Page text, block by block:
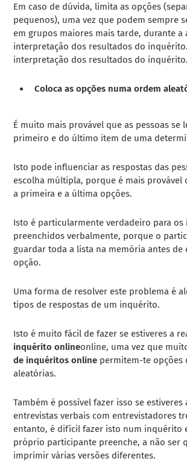
Em caso de dúvida, limita as opções
pequenos), uma vez que podem sempre
em grupos maiores mais tarde, durante a
interpretação dos resultados do
interpretação dos resultados do inquérito.
Coloca as opções numa ordem
É muito mais provável que as pessoas se
primeiro e do último item de uma
Isto pode influenciar as respostas das
escolha múltipla, porque é mais provável
a primeira e a última opções.
Isto é particularmente verdadeiro para
preenchidos verbalmente, porque o
guardar toda a lista na memória antes de
opção.
Uma forma de resolver este problema é
tipos de respostas de um inquérito.
Isto é muito fácil de fazer se estiveres a
inquérito onlineonline, uma vez que
de inquéritos online permitem-te opções
aleatórias.
Também é possível fazer isso se estiveres
entrevistas verbais com entrevistadores
entanto, é difícil fazer isto num inquérito
próprio participante preenche, a não ser
imprimir várias versões diferentes.